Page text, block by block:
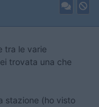
tra le varie
trovata una che
stazione (ho visto